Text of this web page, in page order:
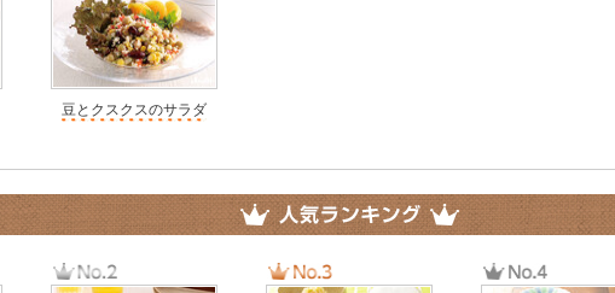
豆とクスクスのサラダ